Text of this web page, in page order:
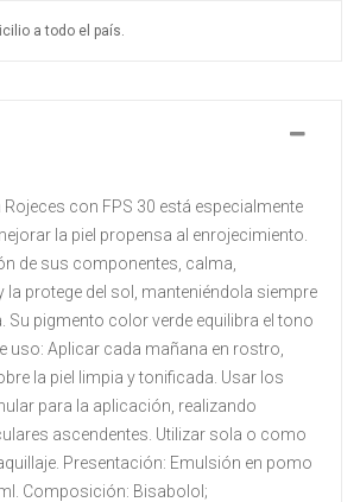
a todo el país.
Rojeces con FPS 30 está especialmente
la piel propensa al enrojecimiento.
de sus componentes, calma,
la protege del sol, manteniéndola siempre
Su pigmento color verde equilibra el tono
uso: Aplicar cada mañana en rostro,
la piel limpia y tonificada. Usar los
para la aplicación, realizando
ascendentes. Utilizar sola o como
Presentación: Emulsión en pomo
Composición: Bisabolol;